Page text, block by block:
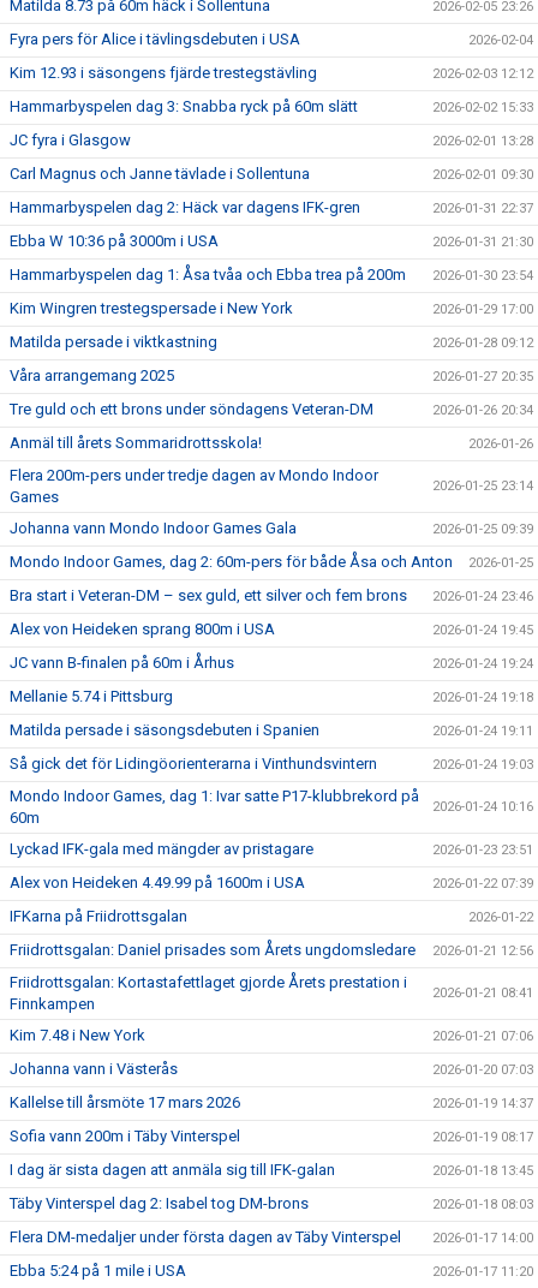
Matilda 8.73 på 60m häck i Sollentuna 2026-02-05 23:26
Fyra pers för Alice i tävlingsdebuten i USA 2026-02-04
Kim 12.93 i säsongens fjärde trestegstävling 2026-02-03 12:12
Hammarbyspelen dag 3: Snabba ryck på 60m slätt 2026-02-02 15:33
JC fyra i Glasgow 2026-02-01 13:28
Carl Magnus och Janne tävlade i Sollentuna 2026-02-01 09:30
Hammarbyspelen dag 2: Häck var dagens IFK-gren 2026-01-31 22:37
Ebba W 10:36 på 3000m i USA 2026-01-31 21:30
Hammarbyspelen dag 1: Åsa tvåa och Ebba trea på 200m 2026-01-30 23:54
Kim Wingren trestegspersade i New York 2026-01-29 17:00
Matilda persade i viktkastning 2026-01-28 09:12
Våra arrangemang 2025 2026-01-27 20:35
Tre guld och ett brons under söndagens Veteran-DM 2026-01-26 20:34
Anmäl till årets Sommaridrottsskola! 2026-01-26
Flera 200m-pers under tredje dagen av Mondo Indoor
Games
2026-01-25 23:14
Johanna vann Mondo Indoor Games Gala 2026-01-25 09:39
Mondo Indoor Games, dag 2: 60m-pers för både Åsa och Anton 2026-01-25
Bra start i Veteran-DM – sex guld, ett silver och fem brons 2026-01-24 23:46
Alex von Heideken sprang 800m i USA 2026-01-24 19:45
JC vann B-finalen på 60m i Århus 2026-01-24 19:24
Mellanie 5.74 i Pittsburg 2026-01-24 19:18
Matilda persade i säsongsdebuten i Spanien 2026-01-24 19:11
Så gick det för Lidingöorienterarna i Vinthundsvintern 2026-01-24 19:03
Mondo Indoor Games, dag 1: Ivar satte P17-klubbrekord på
60m
2026-01-24 10:16
Lyckad IFK-gala med mängder av pristagare 2026-01-23 23:51
Alex von Heideken 4.49.99 på 1600m i USA 2026-01-22 07:39
IFKarna på Friidrottsgalan 2026-01-22
Friidrottsgalan: Daniel prisades som Årets ungdomsledare 2026-01-21 12:56
Friidrottsgalan: Kortastafettlaget gjorde Årets prestation i
Finnkampen
2026-01-21 08:41
Kim 7.48 i New York 2026-01-21 07:06
Johanna vann i Västerås 2026-01-20 07:03
Kallelse till årsmöte 17 mars 2026 2026-01-19 14:37
Sofia vann 200m i Täby Vinterspel 2026-01-19 08:17
I dag är sista dagen att anmäla sig till IFK-galan 2026-01-18 13:45
Täby Vinterspel dag 2: Isabel tog DM-brons 2026-01-18 08:03
Flera DM-medaljer under första dagen av Täby Vinterspel 2026-01-17 14:00
Ebba 5:24 på 1 mile i USA 2026-01-17 11:20